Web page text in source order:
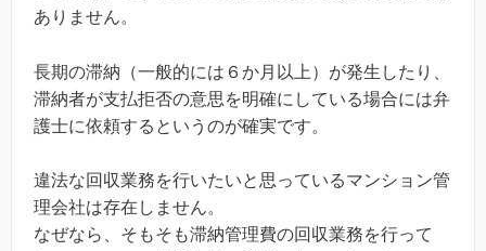
ありません。
長期の滞納（一般的には６か月以上）が発生したり、
滞納者が支払拒否の意思を明確にしている場合には弁
護士に依頼するというのが確実です。
違法な回収業務を行いたいと思っているマンション管
理会社は存在しません。
なぜなら、そもそも滞納管理費の回収業務を行って